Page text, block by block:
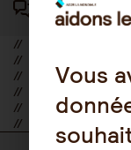
44 participations
//
//
//
//
//
//
Vous